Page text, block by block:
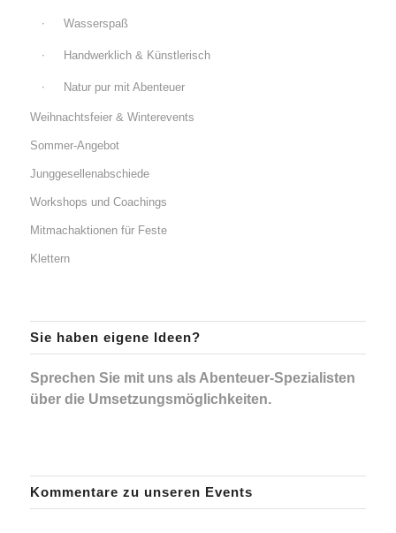
Wasserspaß
Handwerklich & Künstlerisch
Natur pur mit Abenteuer
Weihnachtsfeier & Winterevents
Sommer-Angebot
Junggesellenabschiede
Workshops und Coachings
Mitmachaktionen für Feste
Klettern
Sie haben eigene Ideen?
Sprechen Sie mit uns als Abenteuer-Spezialisten
über die Umsetzungsmöglichkeiten.
Kommentare zu unseren Events